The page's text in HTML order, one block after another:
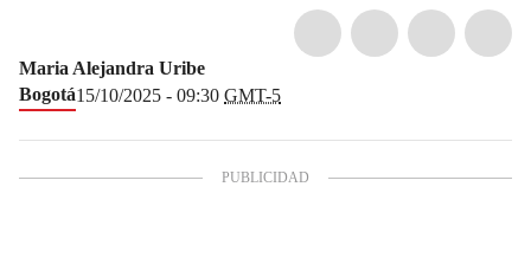
Maria Alejandra Uribe
Bogotá15/10/2025 - 09:30 GMT-5